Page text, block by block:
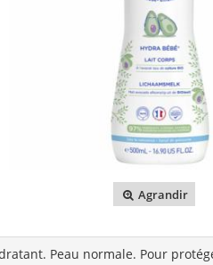
Agrandir
Peau normale. Pour